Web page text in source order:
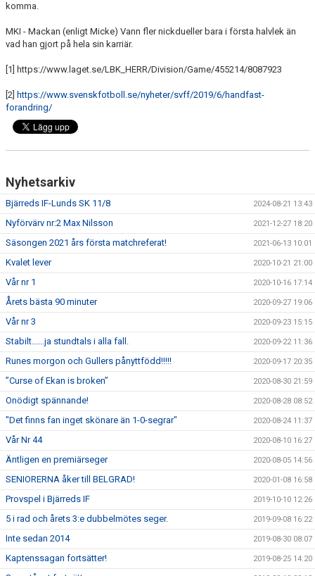
komma.
MKI - Mackan (enligt Micke) Vann fler nickdueller bara i första halvlek än
vad han gjort på hela sin karriär.
[1] https://www.laget.se/LBK_HERR/Division/Game/455214/8087923
[2] https://www.svenskfotboll.se/nyheter/svff/2019/6/handfast-
forandring/
Nyhetsarkiv
Bjärreds IF-Lunds SK 11/8 2024-08-21 13:43
Nyförvärv nr:2 Max Nilsson 2021-12-27 18:20
Säsongen 2021 års första matchreferat! 2021-06-13 10:01
Kvalet lever 2020-10-21 21:00
Vår nr 1 2020-10-16 17:14
Årets bästa 90 minuter 2020-09-27 19:06
Vår nr 3 2020-09-23 15:15
Stabilt......ja stundtals i alla fall. 2020-09-22 11:36
Runes morgon och Gullers pånyttfödd!!!!! 2020-09-17 20:35
”Curse of Ekan is broken” 2020-08-30 21:59
Onödigt spännande! 2020-08-28 08:52
"Det finns fan inget skönare än 1-0-segrar" 2020-08-24 11:37
Vår Nr 44 2020-08-10 16:27
Äntligen en premiärseger 2020-08-05 14:56
SENIORERNA åker till BELGRAD! 2020-01-08 16:58
Provspel i Bjärreds IF 2019-10-10 12:26
5 i rad och årets 3:e dubbelmötes seger. 2019-09-08 16:22
Inte sedan 2014 2019-08-30 08:07
Kaptenssagan fortsätter! 2019-08-25 14:20